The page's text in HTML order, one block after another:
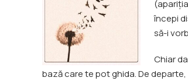
începi
să-i
Chiar
bază care te pot ghida. De